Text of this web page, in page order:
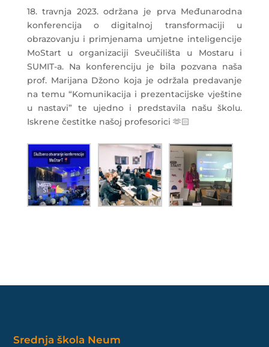
18. travnja 2023. održana je prva Međunarodna
konferencija o digitalnoj transformaciji u
obrazovanju i primjenama umjetne inteligencije
MoStart u organizaciji Sveučilišta u Mostaru i
SUMIT-a. Na konferenciju je bila pozvana naša
prof. Marijana Džono koja je održala predavanje
na temu “Komunikacija i prezentacijske vještine
u nastavi” te ujedno i predstavila našu školu.
Iskrene čestitke našoj profesorici 🫶🏻
Srednja škola Neum